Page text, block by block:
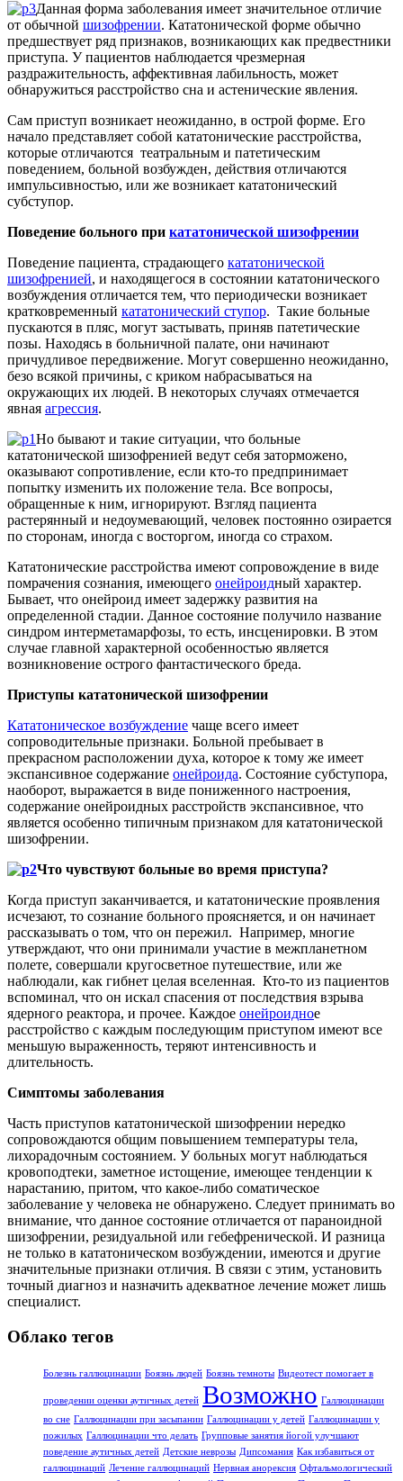
Данная форма заболевания имеет значительное отличие
от обычной шизофрении. Кататонической форме обычно
предшествует ряд признаков, возникающих как предвестники
приступа. У пациентов наблюдается чрезмерная
раздражительность, аффективная лабильность, может
обнаружиться расстройство сна и астенические явления.
Сам приступ возникает неожиданно, в острой форме. Его
начало представляет собой кататонические расстройства,
которые отличаются театральным и патетическим
поведением, больной возбужден, действия отличаются
импульсивностью, или же возникает кататонический
субступор.
Поведение больного при кататонической шизофрении
Поведение пациента, страдающего кататонической
шизофренией, и находящегося в состоянии кататонического
возбуждения отличается тем, что периодически возникает
кратковременный кататонический ступор. Такие больные
пускаются в пляс, могут застывать, приняв патетические
позы. Находясь в больничной палате, они начинают
причудливое передвижение. Могут совершенно неожиданно,
безо всякой причины, с криком набрасываться на
окружающих их людей. В некоторых случаях отмечается
явная агрессия.
Но бывают и такие ситуации, что больные
кататонической шизофренией ведут себя заторможено,
оказывают сопротивление, если кто-то предпринимает
попытку изменить их положение тела. Все вопросы,
обращенные к ним, игнорируют. Взгляд пациента
растерянный и недоумевающий, человек постоянно озирается
по сторонам, иногда с восторгом, иногда со страхом.
Кататонические расстройства имеют сопровождение в виде
помрачения сознания, имеющего онейроидный характер.
Бывает, что онейроид имеет задержку развития на
определенной стадии. Данное состояние получило название
синдром интерметамарфозы, то есть, инсценировки. В этом
случае главной характерной особенностью является
возникновение острого фантастического бреда.
Приступы кататонической шизофрении
Кататоническое возбуждение чаще всего имеет
сопроводительные признаки. Больной пребывает в
прекрасном расположении духа, которое к тому же имеет
экспансивное содержание онейроида. Состояние субступора,
наоборот, выражается в виде пониженного настроения,
содержание онейроидных расстройств экспансивное, что
является особенно типичным признаком для кататонической
шизофрении.
Что чувствуют больные во время приступа?
Когда приступ заканчивается, и кататонические проявления
исчезают, то сознание больного проясняется, и он начинает
рассказывать о том, что он пережил. Например, многие
утверждают, что они принимали участие в межпланетном
полете, совершали кругосветное путешествие, или же
наблюдали, как гибнет целая вселенная. Кто-то из пациентов
вспоминал, что он искал спасения от последствия взрыва
ядерного реактора, и прочее. Каждое онейроидное
расстройство с каждым последующим приступом имеют все
меньшую выраженность, теряют интенсивность и
длительность.
Симптомы заболевания
Часть приступов кататонической шизофрении нередко
сопровождаются общим повышением температуры тела,
лихорадочным состоянием. У больных могут наблюдаться
кровоподтеки, заметное истощение, имеющее тенденции к
нарастанию, притом, что какое-либо соматическое
заболевание у человека не обнаружено. Следует принимать во
внимание, что данное состояние отличается от параноидной
шизофрении, резидуальной или гебефренической. И разница
не только в кататоническом возбуждении, имеются и другие
значительные признаки отличия. В связи с этим, установить
точный диагноз и назначить адекватное лечение может лишь
специалист.
Облако тегов
Болезнь галлюцинации Боязнь людей Боязнь темноты Видеотест помогает в
проведении оценки аутичных детей Возможно Галлюцинации
во сне Галлюцинации при засыпании Галлюцинации у детей Галлюцинации у
пожилых Галлюцинации что делать Групповые занятия йогой улучшают
поведение аутичных детей Детские неврозы Дипсомания Как избавиться от
галлюцинаций Лечение галлюцинаций Нервная анорексия Офтальмологический